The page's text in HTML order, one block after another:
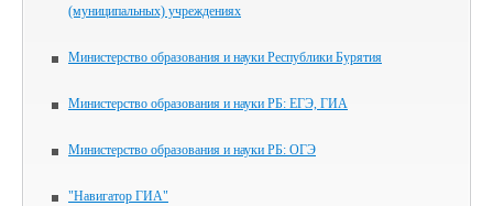
(муниципальных) учреждениях
Министерство образования и науки Республики Бурятия
Министерство образования и науки РБ: ЕГЭ, ГИА
Министерство образования и науки РБ: ОГЭ
"Навигатор ГИА"